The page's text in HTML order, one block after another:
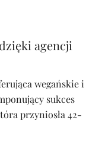
agencji
wegańskie i
sukces
przyniosła 42-